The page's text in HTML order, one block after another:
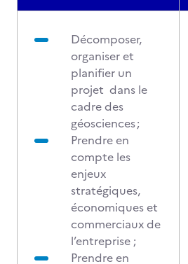
Décomposer,
organiser et
planifier un
projet dans le
cadre des
géosciences ;
Prendre en
compte les
enjeux
stratégiques,
économiques et
commerciaux de
l’entreprise ;
Prendre en